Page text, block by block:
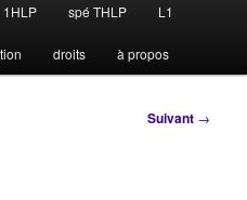
1HLP spé THLP L1
droits à propos
Suivant →